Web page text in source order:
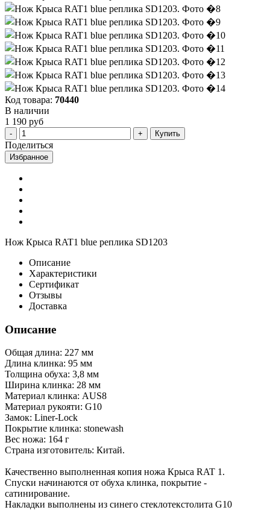
Код товара: 70440
В наличии
1 190 руб
Купить
Поделиться
Избранное
Нож Крыса RAT1 blue реплика SD1203
Описание
Характеристики
Сертификат
Отзывы
Доставка
Описание
Общая длина: 227 мм
Длина клинка: 95 мм
Толщина обуха: 3,8 мм
Ширина клинка: 28 мм
Материал клинка: AUS8
Материал рукояти: G10
Замок: Liner-Lock
Покрытие клинка: stonewash
Вес ножа: 164 г
Страна изготовитель: Китай.
Качественно выполненная копия ножа Крыса RAT 1.
Спуски начинаются от обуха клинка, покрытие -
сатинирование.
Накладки выполнены из синего стеклотекстолита G10